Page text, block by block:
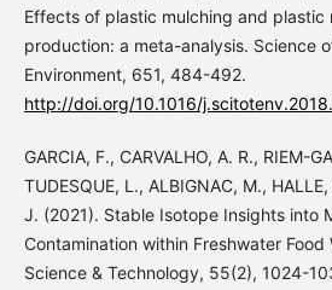
Effects of plastic mulching and plastic
production: a meta-analysis. Science
Environment, 651, 484-492.
http://doi.org/10.1016/
GARCIA, F., CARVALHO, A. R., RIEM-
TUDESQUE, L., ALBIGNAC, M.,
J. (2021). Stable Isotope Insights into
Contamination within Freshwater Food
Science & Technology, 55(2), 1024-